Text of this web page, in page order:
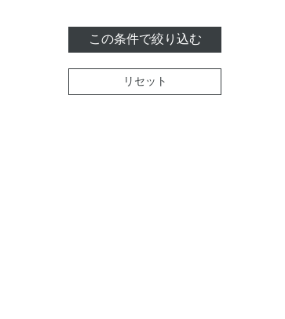
この条件で絞り込む
リセット